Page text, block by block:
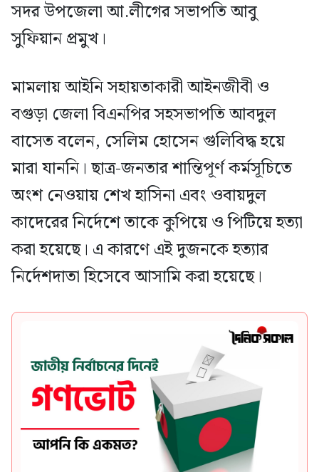
সদর উপজেলা আ.লীগের সভাপতি আবু
সুফিয়ান প্রমুখ।
মামলায় আইনি সহায়তাকারী আইনজীবী ও
বগুড়া জেলা বিএনপির সহসভাপতি আবদুল
বাসেত বলেন, সেলিম হোসেন গুলিবিদ্ধ হয়ে
মারা যাননি। ছাত্র-জনতার শান্তিপূর্ণ কর্মসূচিতে
অংশ নেওয়ায় শেখ হাসিনা এবং ওবায়দুল
কাদেরের নির্দেশে তাকে কুপিয়ে ও পিটিয়ে হত্যা
করা হয়েছে। এ কারণে এই দুজনকে হত্যার
নির্দেশদাতা হিসেবে আসামি করা হয়েছে।